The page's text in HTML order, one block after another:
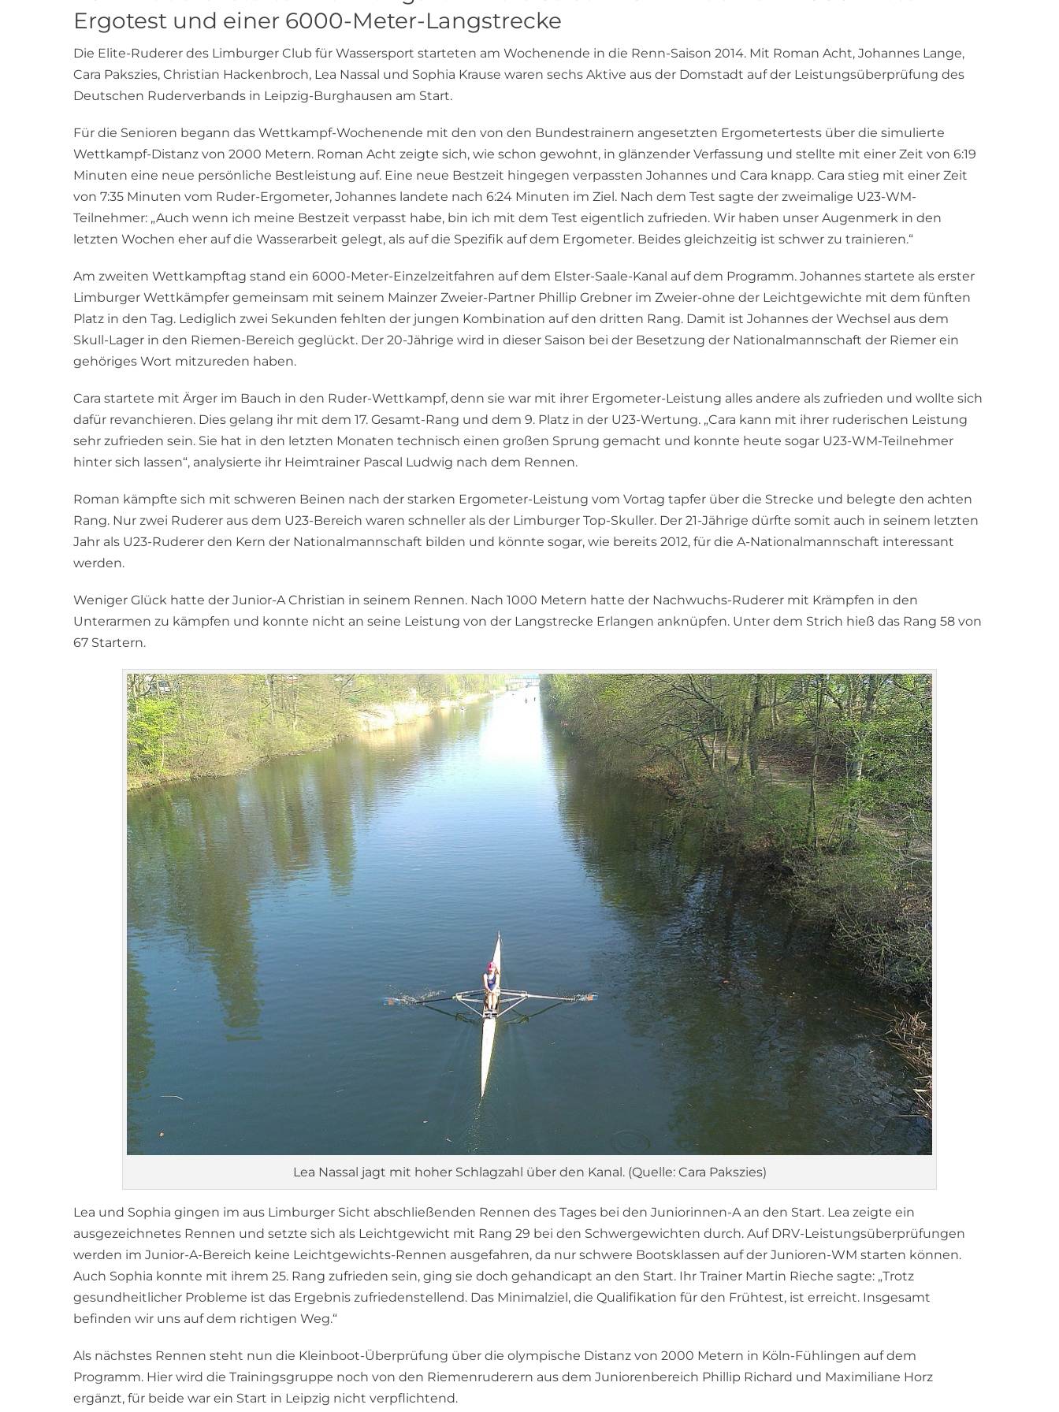
Ergotest und einer 6000-Meter-Langstrecke
Die Elite-Ruderer des Limburger Club für Wassersport starteten am Wochenende in die Renn-Saison 2014. Mit Roman Acht, Johannes Lange,
Cara Pakszies, Christian Hackenbroch, Lea Nassal und Sophia Krause waren sechs Aktive aus der Domstadt auf der Leistungsüberprüfung des
Deutschen Ruderverbands in Leipzig-Burghausen am Start.
Für die Senioren begann das Wettkampf-Wochenende mit den von den Bundestrainern angesetzten Ergometertests über die simulierte
Wettkampf-Distanz von 2000 Metern. Roman Acht zeigte sich, wie schon gewohnt, in glänzender Verfassung und stellte mit einer Zeit von 6:19
Minuten eine neue persönliche Bestleistung auf. Eine neue Bestzeit hingegen verpassten Johannes und Cara knapp. Cara stieg mit einer Zeit
von 7:35 Minuten vom Ruder-Ergometer, Johannes landete nach 6:24 Minuten im Ziel. Nach dem Test sagte der zweimalige U23-WM-
Teilnehmer: „Auch wenn ich meine Bestzeit verpasst habe, bin ich mit dem Test eigentlich zufrieden. Wir haben unser Augenmerk in den
letzten Wochen eher auf die Wasserarbeit gelegt, als auf die Spezifik auf dem Ergometer. Beides gleichzeitig ist schwer zu trainieren.“
Am zweiten Wettkampftag stand ein 6000-Meter-Einzelzeitfahren auf dem Elster-Saale-Kanal auf dem Programm. Johannes startete als erster
Limburger Wettkämpfer gemeinsam mit seinem Mainzer Zweier-Partner Phillip Grebner im Zweier-ohne der Leichtgewichte mit dem fünften
Platz in den Tag. Lediglich zwei Sekunden fehlten der jungen Kombination auf den dritten Rang. Damit ist Johannes der Wechsel aus dem
Skull-Lager in den Riemen-Bereich geglückt. Der 20-Jährige wird in dieser Saison bei der Besetzung der Nationalmannschaft der Riemer ein
gehöriges Wort mitzureden haben.
Cara startete mit Ärger im Bauch in den Ruder-Wettkampf, denn sie war mit ihrer Ergometer-Leistung alles andere als zufrieden und wollte sich
dafür revanchieren. Dies gelang ihr mit dem 17. Gesamt-Rang und dem 9. Platz in der U23-Wertung. „Cara kann mit ihrer ruderischen Leistung
sehr zufrieden sein. Sie hat in den letzten Monaten technisch einen großen Sprung gemacht und konnte heute sogar U23-WM-Teilnehmer
hinter sich lassen“, analysierte ihr Heimtrainer Pascal Ludwig nach dem Rennen.
Roman kämpfte sich mit schweren Beinen nach der starken Ergometer-Leistung vom Vortag tapfer über die Strecke und belegte den achten
Rang. Nur zwei Ruderer aus dem U23-Bereich waren schneller als der Limburger Top-Skuller. Der 21-Jährige dürfte somit auch in seinem letzten
Jahr als U23-Ruderer den Kern der Nationalmannschaft bilden und könnte sogar, wie bereits 2012, für die A-Nationalmannschaft interessant
werden.
Weniger Glück hatte der Junior-A Christian in seinem Rennen. Nach 1000 Metern hatte der Nachwuchs-Ruderer mit Krämpfen in den
Unterarmen zu kämpfen und konnte nicht an seine Leistung von der Langstrecke Erlangen anknüpfen. Unter dem Strich hieß das Rang 58 von
67 Startern.
Lea Nassal jagt mit hoher Schlagzahl über den Kanal. (Quelle: Cara Pakszies)
Lea und Sophia gingen im aus Limburger Sicht abschließenden Rennen des Tages bei den Juniorinnen-A an den Start. Lea zeigte ein
ausgezeichnetes Rennen und setzte sich als Leichtgewicht mit Rang 29 bei den Schwergewichten durch. Auf DRV-Leistungsüberprüfungen
werden im Junior-A-Bereich keine Leichtgewichts-Rennen ausgefahren, da nur schwere Bootsklassen auf der Junioren-WM starten können.
Auch Sophia konnte mit ihrem 25. Rang zufrieden sein, ging sie doch gehandicapt an den Start. Ihr Trainer Martin Rieche sagte: „Trotz
gesundheitlicher Probleme ist das Ergebnis zufriedenstellend. Das Minimalziel, die Qualifikation für den Frühtest, ist erreicht. Insgesamt
befinden wir uns auf dem richtigen Weg.“
Als nächstes Rennen steht nun die Kleinboot-Überprüfung über die olympische Distanz von 2000 Metern in Köln-Fühlingen auf dem
Programm. Hier wird die Trainingsgruppe noch von den Riemenruderern aus dem Juniorenbereich Phillip Richard und Maximiliane Horz
ergänzt, für beide war ein Start in Leipzig nicht verpflichtend.